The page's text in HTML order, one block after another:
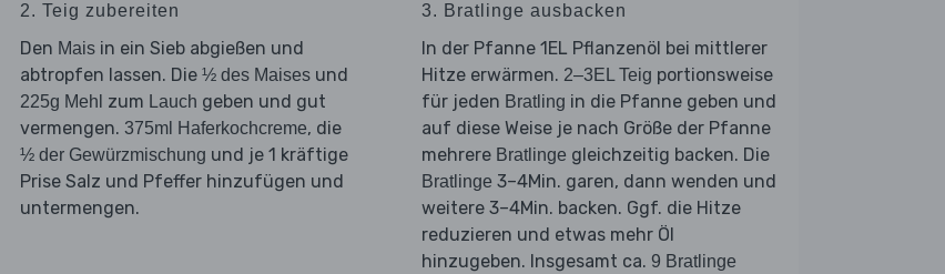
2. Teig zubereiten
Den Maisin ein Sieb abgießen und
abtropfen lassen. Die ½ des Maisesund
225g Mehl zum Lauch geben und gut
vermengen. 375ml Haferkochcreme, die
½ der Gewürzmischung und je 1 kräftige
Prise Salz und Pfeffer hinzufügen und
untermengen.
3. Bratlinge ausbacken
In der Pfanne 1EL Pflanzenöl bei mittlerer
Hitze erwärmen. 2–3EL Teig portionsweise
für jeden Bratling in die Pfanne geben und
auf diese Weise je nach Größe der Pfanne
mehrere Bratlinge gleichzeitig backen. Die
Bratlinge 3–4Min. garen, dann wenden und
weitere 3–4Min. backen. Ggf. die Hitze
reduzieren und etwas mehr Öl
hinzugeben. Insgesamt ca. 9 Bratlinge